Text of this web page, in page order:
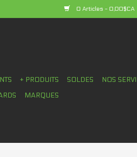
0 Articles - 0,00$CA
+ PRODUITS SOLDES
NOS
MARQUES